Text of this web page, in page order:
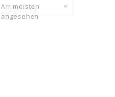
Am meisten
angesehen